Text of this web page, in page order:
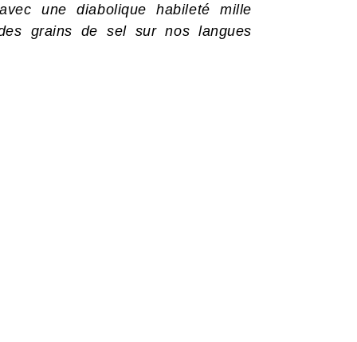
une diabolique habileté mille
grains de sel sur nos langues